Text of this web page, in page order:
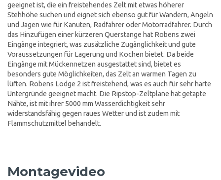
geeignet ist, die ein freistehendes Zelt mit etwas höherer
Stehhöhe suchen und eignet sich ebenso gut für Wandern, Angeln
und Jagen wie für Kanuten, Radfahrer oder Motorradfahrer. Durch
das Hinzufügen einer kürzeren Querstange hat Robens zwei
Eingänge integriert, was zusätzliche Zugänglichkeit und gute
Voraussetzungen für Lagerung und Kochen bietet. Da beide
Eingänge mit Mückennetzen ausgestattet sind, bietet es
besonders gute Möglichkeiten, das Zelt an warmen Tagen zu
lüften. Robens Lodge 2 ist freistehend, was es auch für sehr harte
Untergründe geeignet macht. Die Ripstop-Zeltplane hat getapte
Nähte, ist mit ihrer 5000 mm Wasserdichtigkeit sehr
widerstandsfähig gegen raues Wetter und ist zudem mit
Flammschutzmittel behandelt.
Montagevideo